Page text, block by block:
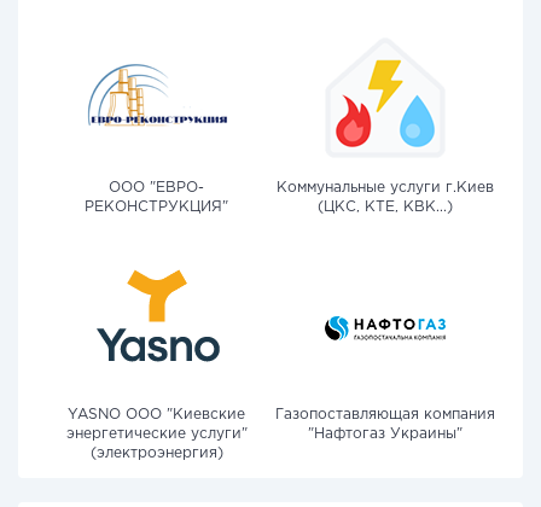
ООО "ЕВРО-
РЕКОНСТРУКЦИЯ"
Коммунальные услуги г.Киев
(ЦКС, КТЕ, КВК...)
YASNO OOO "Киевские
энергетические услуги"
(электроэнергия)
Газопоставляющая компания
"Нафтогаз Украины"